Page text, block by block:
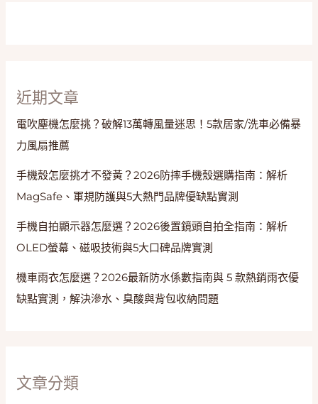
蜜
臀
近期文章
電吹塵機怎麼挑？破解13萬轉風量迷思！5款居家/洗車必備暴
力風扇推薦
手機殼怎麼挑才不發黃？2026防摔手機殼選購指南：解析
MagSafe、軍規防護與5大熱門品牌優缺點實測
手機自拍顯示器怎麼選？2026後置鏡頭自拍全指南：解析
OLED螢幕、磁吸技術與5大口碑品牌實測
機車雨衣怎麼選？2026最新防水係數指南與 5 款熱銷雨衣優
缺點實測，解決滲水、臭酸與背包收納問題
文章分類